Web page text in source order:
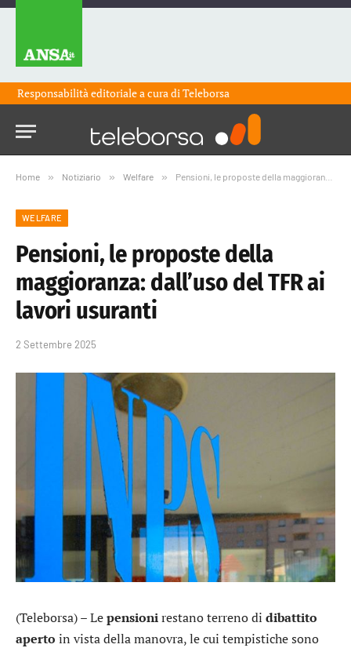
Responsabilità editoriale a cura diTeleborsa
Home » Notiziario » Welfare » Pensioni, le proposte della maggioranza: dall’uso del TFR ai lavori usuranti
WELFARE
Pensioni, le proposte della
maggioranza: dall’uso del TFR ai
lavori usuranti
2 Settembre 2025
(Teleborsa) – Lepensionirestano terreno di dibattito
aperto in vista della manovra, le cui tempistiche sono